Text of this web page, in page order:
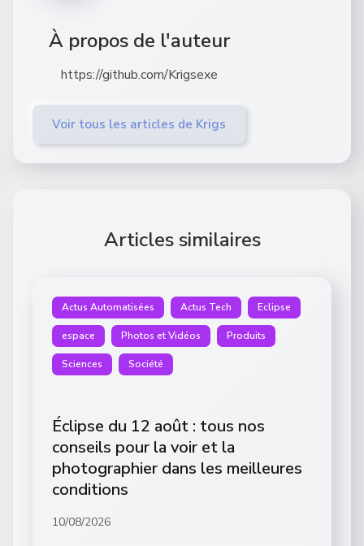
À propos de l'auteur
https://github.com/Krigsexe
Voir tous les articles de Krigs
Articles similaires
Actus Automatisées Actus Tech Eclipse
espace Photos et Vidéos Produits
Sciences Société
Éclipse du 12 août : tous nos
conseils pour la voir et la
photographier dans les meilleures
conditions
10/08/2026